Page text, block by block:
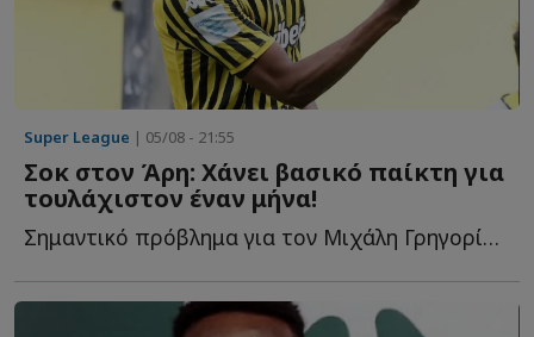
Super League | 05/08 - 21:55
Σοκ στον Άρη: Χάνει βασικό παίκτη για
τουλάχιστον έναν μήνα!
Σημαντικό πρόβλημα για τον Μιχάλη Γρηγορίου ο τραυματίσμος τ...